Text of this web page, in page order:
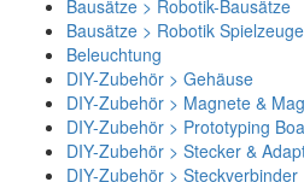
Bausätze > Robotik-Bausätze
Bausätze > Robotik Spielzeuge
Beleuchtung
DIY-Zubehör > Gehäuse
DIY-Zubehör > Magnete &
DIY-Zubehör > Prototyping
DIY-Zubehör > Stecker &
DIY-Zubehör > Steckverbinder